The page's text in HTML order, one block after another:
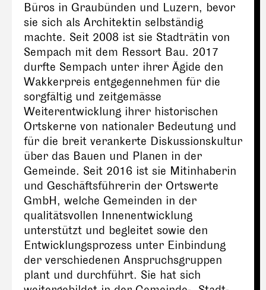
Büros in Graubünden und Luzern, bevor
sie sich als Architektin selbständig
machte. Seit 2008 ist sie Stadträtin von
Sempach mit dem Ressort Bau. 2017
durfte Sempach unter ihrer Ägide den
Wakkerpreis entgegennehmen für die
sorgfältig und zeitgemässe
Weiterentwicklung ihrer historischen
Ortskerne von nationaler Bedeutung und
für die breit verankerte Diskussionskultur
über das Bauen und Planen in der
Gemeinde. Seit 2016 ist sie Mitinhaberin
und Geschäftsführerin der Ortswerte
GmbH, welche Gemeinden in der
qualitätsvollen Innenentwicklung
unterstützt und begleitet sowie den
Entwicklungsprozess unter Einbindung
der verschiedenen Anspruchsgruppen
plant und durchführt. Sie hat sich